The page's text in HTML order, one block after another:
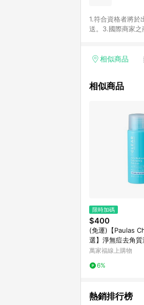
1.符合資格者將於
送。3.國際商家之
格。相似商品
相似商品
限時加碼
$400
(免運)【Paulas
選】淨無痘去角
(效期至2027/10)
萬家福線上購物
6%
熱銷排行榜